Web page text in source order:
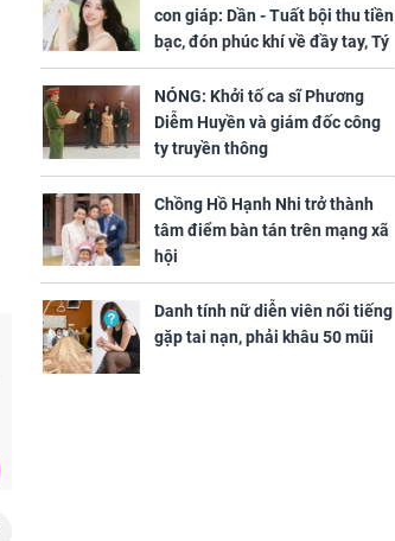
con giáp: Dần - Tuất bội thu tiền
bạc, đón phúc khí về đầy tay, Tý
- Mão công việc khó khăn, tiền
bạc đội nón ra đi
NÓNG: Khởi tố ca sĩ Phương
Diễm Huyền và giám đốc công
ty truyền thông
Chồng Hồ Hạnh Nhi trở thành
tâm điểm bàn tán trên mạng xã
hội
Danh tính nữ diễn viên nổi tiếng
gặp tai nạn, phải khâu 50 mũi